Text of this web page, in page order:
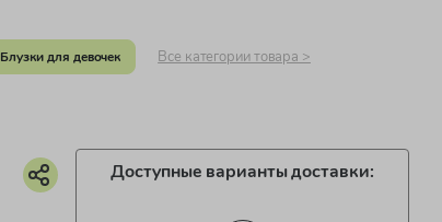
Блузки для девочек Все категории товара >
Доступные варианты доставки: